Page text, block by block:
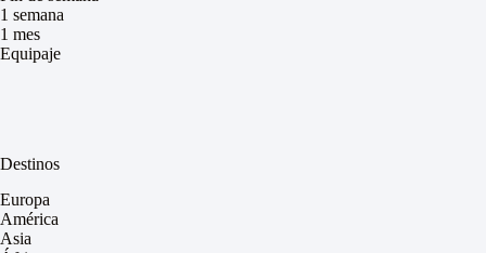
1 semana
1 mes
Equipaje
Destinos
Europa
América
Asia